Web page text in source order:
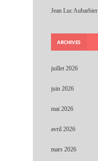
Jean Luc Aubarbier
ARCHIVES
juillet 2026
juin 2026
mai 2026
avril 2026
mars 2026